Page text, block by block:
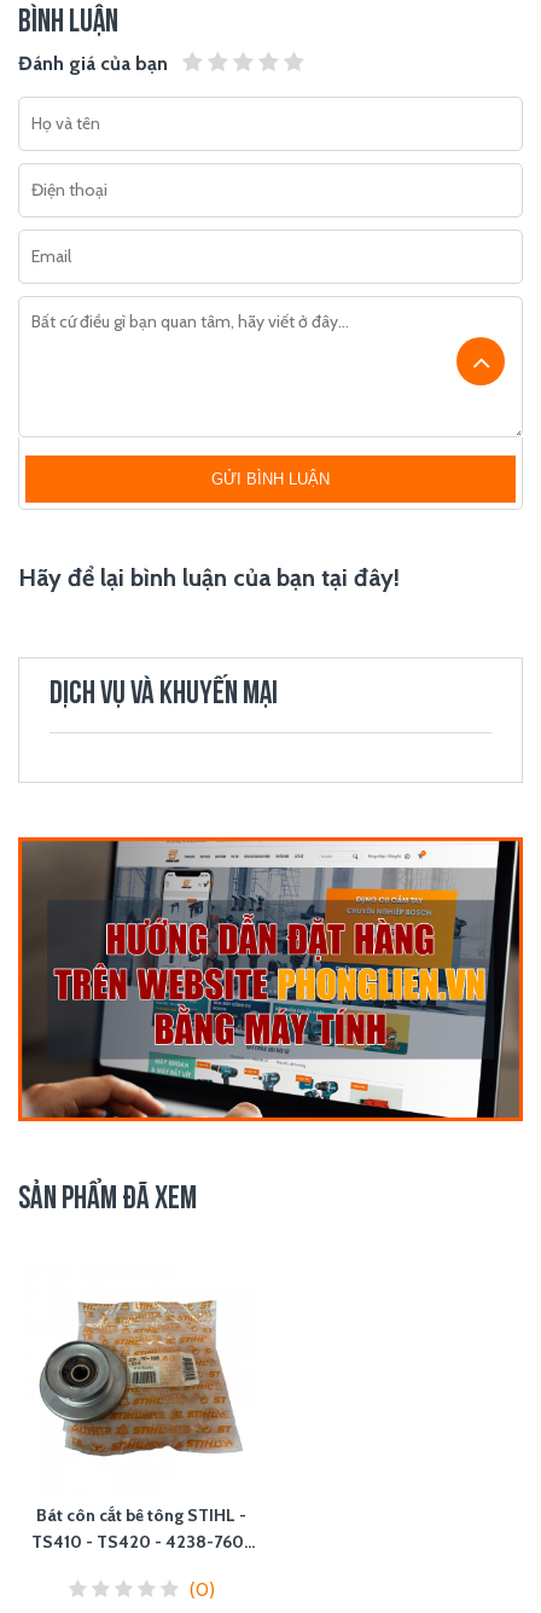
BÌNH LUẬN
Đánh giá của bạn
GỬI BÌNH LUẬN
Hãy để lại bình luận của bạn tại đây!
DỊCH VỤ VÀ KHUYẾN MẠI
SẢN PHẨM ĐÃ XEM
Bát côn cắt bê tông STIHL -
TS410 - TS420 - 4238-760-
(0)